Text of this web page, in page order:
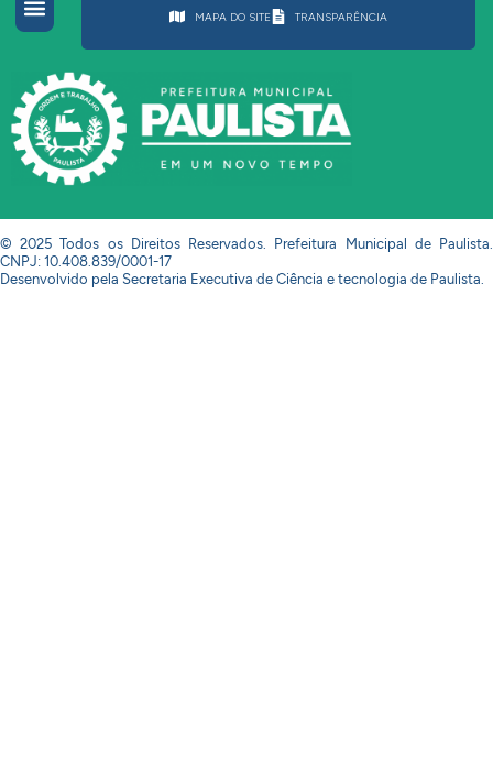
MAPA DO SITE TRANSPARÊNCIA
© 2025 Todos os Direitos Reservados. Prefeitura Municipal de Paulista.
CNPJ: 10.408.839/0001-17
Desenvolvido pela Secretaria Executiva de Ciência e tecnologia de Paulista.